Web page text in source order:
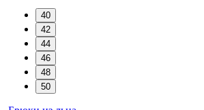
40
42
44
46
48
50